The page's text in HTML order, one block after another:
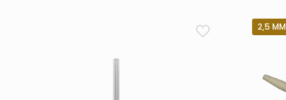
2,5 MM